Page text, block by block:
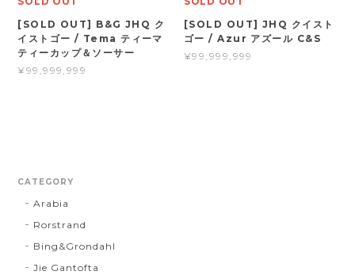
[SOLD OUT] B&G JHQ ク
イストゴー / Tema ティーマ
ティーカップ＆ソーサー
¥99,999,999
[SOLD OUT] JHQ クイスト
ゴー / Azur アズール C&S
¥99,999,999
CATEGORY
Arabia
Rorstrand
Bing&Grondahl
Jie Gantofta